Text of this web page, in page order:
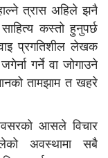
त्रास अहिले झनै
कस्तो हुनुपर्छ
प्रगतिशील लेखक
गर्ने वा जोगाउने
तामझाम त खहरे
आसले विचार
अवस्थामा सबै